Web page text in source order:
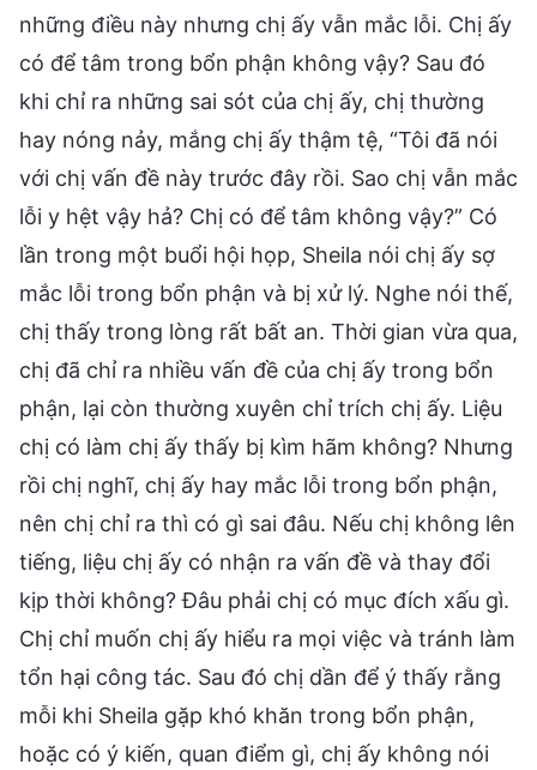
những điều này nhưng chị ấy vẫn mắc lỗi. Chị ấy
có để tâm trong bổn phận không vậy? Sau đó
khi chỉ ra những sai sót của chị ấy, chị thường
hay nóng nảy, mắng chị ấy thậm tệ, “Tôi đã nói
với chị vấn đề này trước đây rồi. Sao chị vẫn mắc
lỗi y hệt vậy hả? Chị có để tâm không vậy?” Có
lần trong một buổi hội họp, Sheila nói chị ấy sợ
mắc lỗi trong bổn phận và bị xử lý. Nghe nói thế,
chị thấy trong lòng rất bất an. Thời gian vừa qua,
chị đã chỉ ra nhiều vấn đề của chị ấy trong bổn
phận, lại còn thường xuyên chỉ trích chị ấy. Liệu
chị có làm chị ấy thấy bị kìm hãm không? Nhưng
rồi chị nghĩ, chị ấy hay mắc lỗi trong bổn phận,
nên chị chỉ ra thì có gì sai đâu. Nếu chị không lên
tiếng, liệu chị ấy có nhận ra vấn đề và thay đổi
kịp thời không? Đâu phải chị có mục đích xấu gì.
Chị chỉ muốn chị ấy hiểu ra mọi việc và tránh làm
tổn hại công tác. Sau đó chị dần để ý thấy rằng
mỗi khi Sheila gặp khó khăn trong bổn phận,
hoặc có ý kiến, quan điểm gì, chị ấy không nói